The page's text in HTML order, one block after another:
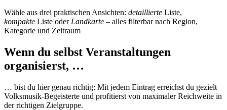
Wähle aus drei praktischen Ansichten: detaillierte Liste,
kompakte Liste oder Landkarte – alles filterbar nach Region,
Kategorie und Zeitraum
Wenn du selbst Veranstaltungen
organisierst, …
… bist du hier genau richtig: Mit jedem Eintrag erreichst du gezielt
Volksmusik-Begeisterte und profitierst von maximaler Reichweite in
der richtigen Zielgruppe.